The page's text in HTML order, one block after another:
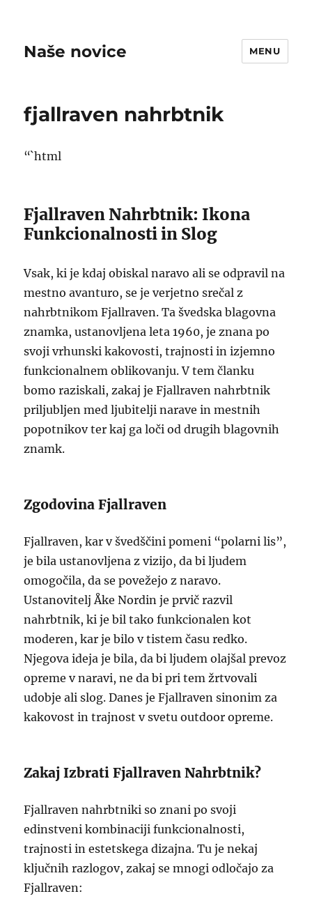
Naše novice MENU
fjallraven nahrbtnik
“`html
Fjallraven Nahrbtnik: Ikona
Funkcionalnosti in Slog
Vsak, ki je kdaj obiskal naravo ali se odpravil na
mestno avanturo, se je verjetno srečal z
nahrbtnikom Fjallraven. Ta švedska blagovna
znamka, ustanovljena leta 1960, je znana po
svoji vrhunski kakovosti, trajnosti in izjemno
funkcionalnem oblikovanju. V tem članku
bomo raziskali, zakaj je Fjallraven nahrbtnik
priljubljen med ljubitelji narave in mestnih
popotnikov ter kaj ga loči od drugih blagovnih
znamk.
Zgodovina Fjallraven
Fjallraven, kar v švedščini pomeni “polarni lis”,
je bila ustanovljena z vizijo, da bi ljudem
omogočila, da se povežejo z naravo.
Ustanovitelj Åke Nordin je prvič razvil
nahrbtnik, ki je bil tako funkcionalen kot
moderen, kar je bilo v tistem času redko.
Njegova ideja je bila, da bi ljudem olajšal prevoz
opreme v naravi, ne da bi pri tem žrtvovali
udobje ali slog. Danes je Fjallraven sinonim za
kakovost in trajnost v svetu outdoor opreme.
Zakaj Izbrati Fjallraven Nahrbtnik?
Fjallraven nahrbtniki so znani po svoji
edinstveni kombinaciji funkcionalnosti,
trajnosti in estetskega dizajna. Tu je nekaj
ključnih razlogov, zakaj se mnogi odločajo za
Fjallraven: